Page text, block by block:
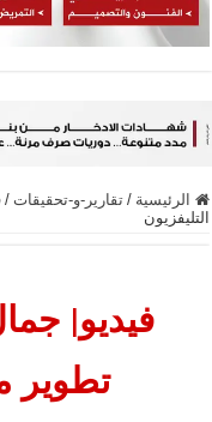
الرئيسية / تقارير-و-تحقيقات /
التليفزيون
فيديو|
تطوير